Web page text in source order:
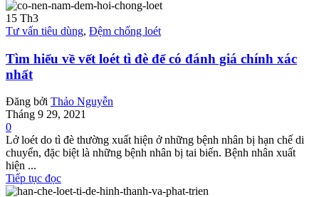
15 Th3
Tư vấn tiêu dùng, Đệm chống loét
Tìm hiểu về vết loét tì đè để có đánh giá chính xác
nhất
Đăng bởi Thảo Nguyễn
Tháng 9 29, 2021
0
Lở loét do tì đè thường xuất hiện ở những bệnh nhân bị hạn chế di
chuyển, đặc biệt là những bệnh nhân bị tai biến. Bệnh nhân xuất
hiện ...
Tiếp tục đọc